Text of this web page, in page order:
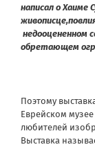
написал о Хаиме
недооцененном
обретающем
Поэтому
Еврейском
любителей
Выставка